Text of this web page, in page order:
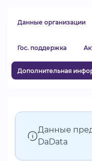
Данные организации
Гос. поддержка
Дополнительная
Данные
DaData